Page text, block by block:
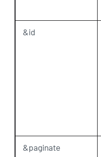
&id
&paginate